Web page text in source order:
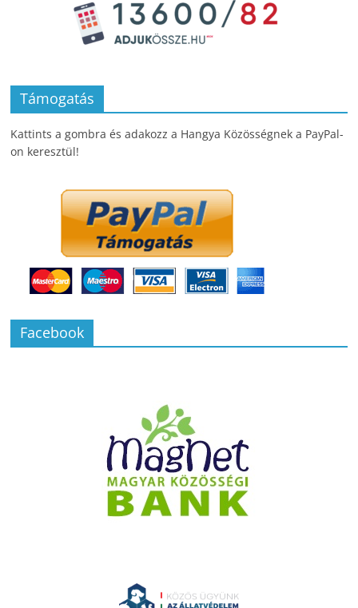
Támogatás
Kattints a gombra és adakozz a Hangya Közösségnek a PayPal-
on keresztül!
Facebook